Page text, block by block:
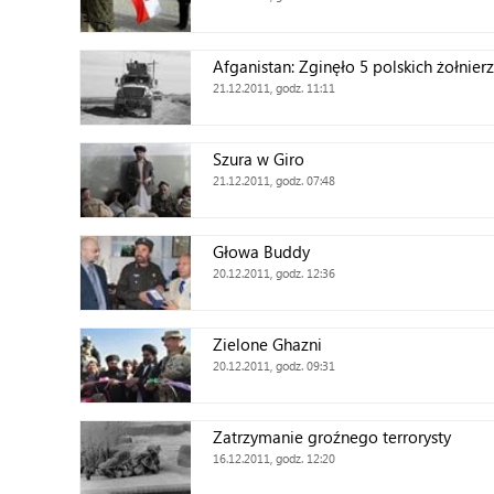
Afganistan: Zginęło 5 polskich
21.12.2011, godz. 11:11
Szura w Giro
21.12.2011, godz. 07:48
Głowa Buddy
20.12.2011, godz. 12:36
Zielone Ghazni
20.12.2011, godz. 09:31
Zatrzymanie groźnego terrorysty
16.12.2011, godz. 12:20